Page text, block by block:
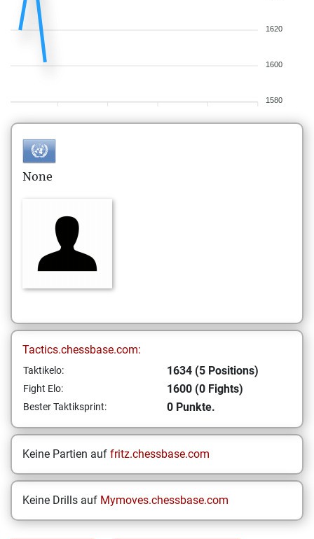
1620
1600
1580
None
Tactics.chessbase.com:
Taktikelo: 1634 (5 Positions)
Fight Elo: 1600 (0 Fights)
Bester Taktiksprint: 0 Punkte.
Keine Partien auf fritz.chessbase.com
Keine Drills auf Mymoves.chessbase.com